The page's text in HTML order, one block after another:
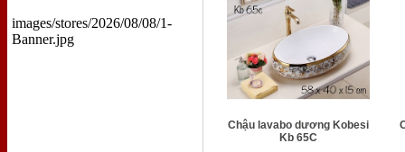
images/stores/2026/08/08/1-
Banner.jpg
Chậu lavabo dương Kobesi
Kb 65C